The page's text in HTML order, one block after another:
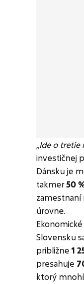
„Ide o tretie
investičnej
Dánsku je
takmer50
zamestnaní
úrovne.
Slovensku
približne 1
presahuje
ktorý mnohí